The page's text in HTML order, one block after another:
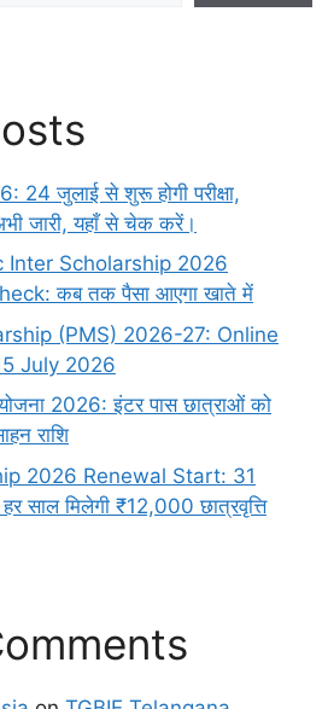
जुलाई से शुरू होगी परीक्षा,
जारी, यहाँ से चेक करें।
Inter Scholarship 2026
कब तक पैसा आएगा खाते में
(PMS) 2026-27: Online
July 2026
2026: इंटर पास छात्राओं को
राशि
2026 Renewal Start: 31
मिलेगी ₹12,000 छात्रवृत्ति